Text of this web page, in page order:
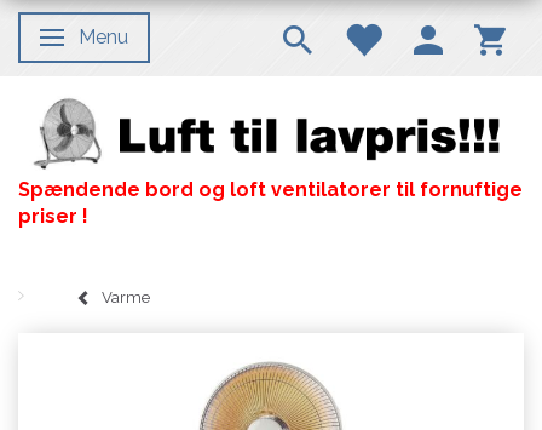
Skifte navigation
Menu
Spændende bord og loft ventilatorer til fornuftige
priser !
Varme